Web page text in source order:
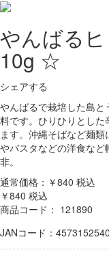
やんばる
10g ☆
シェアする
やんばるで栽培した島
料です。ひりひりとした
ます。沖縄そばなど麺
やパスタなどの洋食な
非。
通常価格：￥840 税込
￥840 税込
商品コード： 121890
JANコード：